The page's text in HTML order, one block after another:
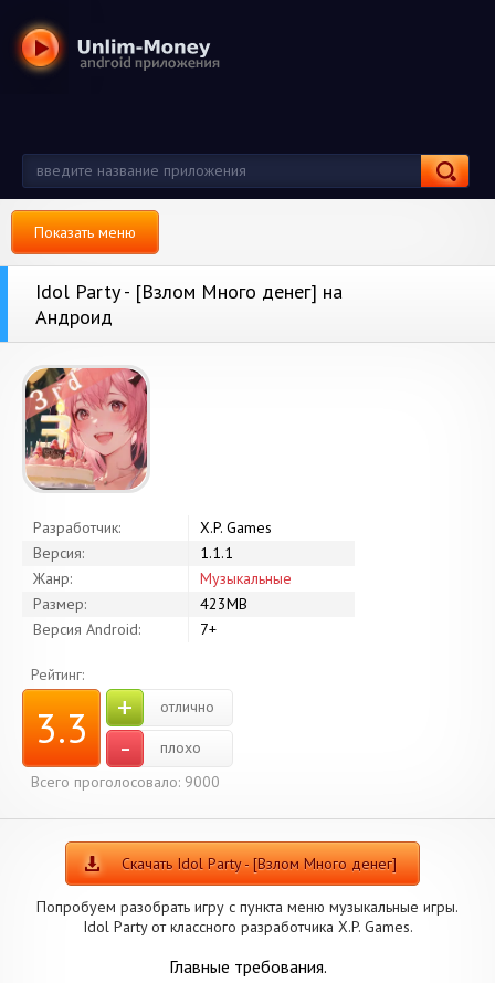
Показать меню
Idol Party - [Взлом Много денег] на
Андроид
Разработчик:
X.P. Games
Версия:
1.1.1
Жанр:
Музыкальные
Размер:
423MB
Версия Android:
7+
Рейтинг:
3.3 + отлично
-
плохо
Всего проголосовало: 9000
Скачать Idol Party - [Взлом Много денег]
Попробуем разобрать игру с пункта меню музыкальные игры.
Idol Party от классного разработчика X.P. Games.
Главные требования.